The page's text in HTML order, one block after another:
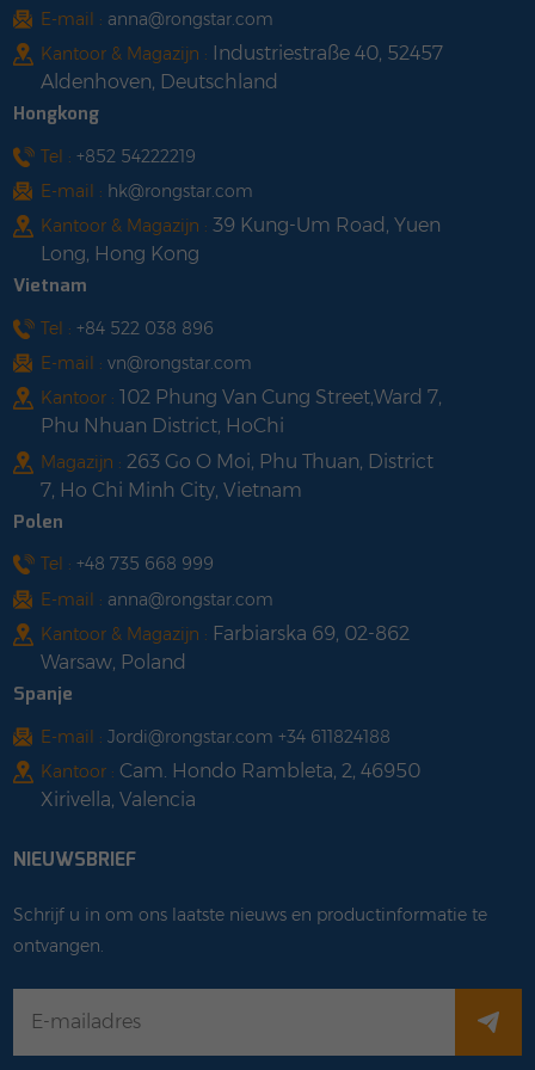
E-mail : anna@rongstar.com
Kantoor & Magazijn : Industriestraße 40, 52457
Aldenhoven, Deutschland
Hongkong
Tel : +852 54222219
E-mail : hk@rongstar.com
Kantoor & Magazijn : 39 Kung-Um Road, Yuen
Long, Hong Kong
Vietnam
Tel : +84 522 038 896
E-mail : vn@rongstar.com
Kantoor : 102 Phung Van Cung Street,Ward 7,
Phu Nhuan District, HoChi
Magazijn : 263 Go O Moi, Phu Thuan, District
7, Ho Chi Minh City, Vietnam
Polen
Tel : +48 735 668 999
E-mail : anna@rongstar.com
Kantoor & Magazijn : Farbiarska 69, 02-862
Warsaw, Poland
Spanje
E-mail : Jordi@rongstar.com +34 611824188
Kantoor : Cam. Hondo Rambleta, 2, 46950
Xirivella, Valencia
NIEUWSBRIEF
Schrijf u in om ons laatste nieuws en productinformatie te
ontvangen.